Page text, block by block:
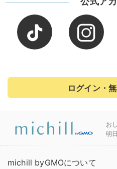
ログイン・
お
明
michill byGMOについて